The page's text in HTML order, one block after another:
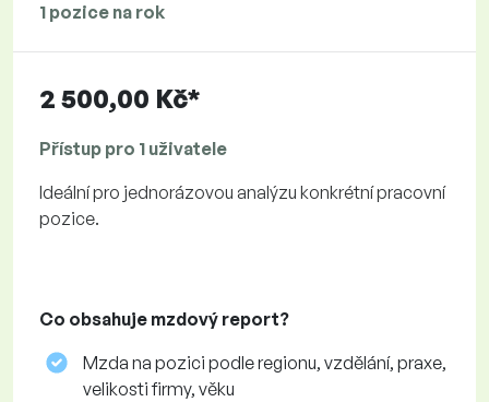
1 pozice na rok
2 500,00 Kč*
Přístup pro 1 uživatele
Ideální pro jednorázovou analýzu konkrétní pracovní
pozice.
Co obsahuje mzdový report?
Mzda na pozici podle regionu, vzdělání, praxe,
velikosti firmy, věku